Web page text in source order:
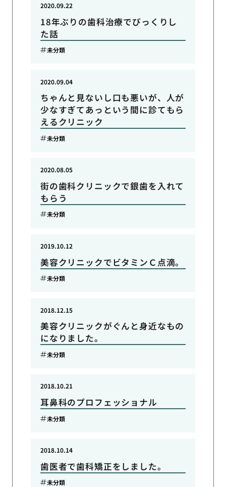
18年ぶりの歯科治療でびっくりし
た話
2020.09.22
未分類
ちゃんと見ないし口も悪いが、人が
少なすぎてあっという間に診てもら
えるクリニック
2020.09.04
未分類
街の歯科クリニックで銀歯を入れて
もらう
2020.08.05
未分類
美容クリニックでビタミンＣ点滴。
2019.10.12
未分類
美容クリニックがぐんと身近なもの
になりました。
2018.12.15
未分類
耳鼻科のプロフェッショナル
2018.10.21
未分類
歯医者で歯科矯正をしました。
2018.10.14
未分類